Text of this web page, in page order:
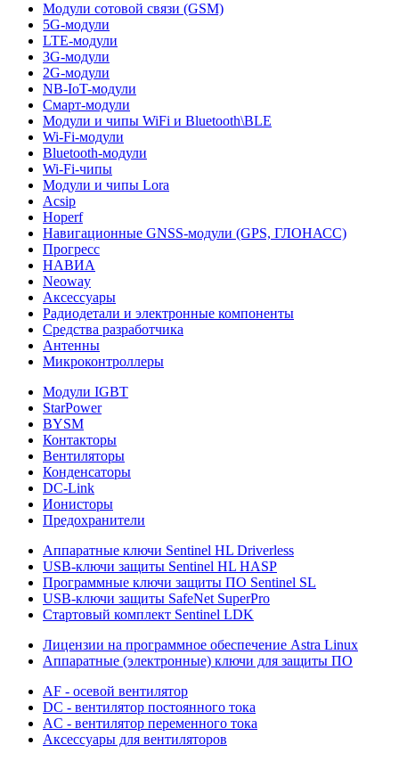
Модули сотовой связи (GSM)
5G-модули
LTE-модули
3G-модули
2G-модули
NB-IoT-модули
Смарт-модули
Модули и чипы WiFi и Bluetooth\BLE
Wi-Fi-модули
Bluetooth-модули
Wi-Fi-чипы
Модули и чипы Lora
Acsip
Hoperf
Навигационные GNSS-модули (GPS, ГЛОНАСС)
Прогресс
НАВИА
Neoway
Аксессуары
Радиодетали и электронные компоненты
Средства разработчика
Антенны
Микроконтроллеры
Модули IGBT
StarPower
BYSM
Контакторы
Вентиляторы
Конденсаторы
DC-Link
Ионисторы
Предохранители
Аппаратные ключи Sentinel HL Driverless
USB-ключи защиты Sentinel HL HASP
Программные ключи защиты ПО Sentinel SL
USB-ключи защиты SafeNet SuperPro
Стартовый комплект Sentinel LDK
Лицензии на программное обеспечение Astra Linux
Аппаратные (электронные) ключи для защиты ПО
AF - осевой вентилятор
DC - вентилятор постоянного тока
AC - вентилятор переменного тока
Аксессуары для вентиляторов